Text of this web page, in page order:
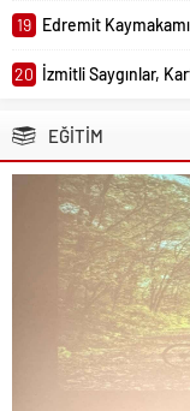
19 Edremit
20 İzmitli Saygınlar,
EĞİTİM